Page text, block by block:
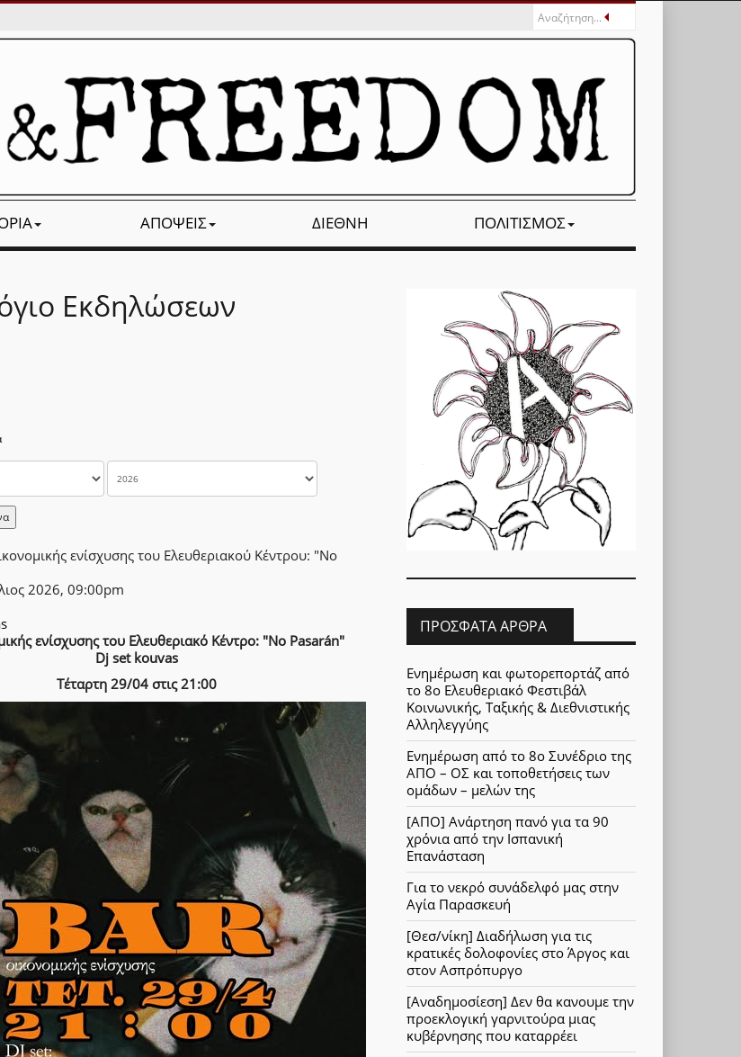
ΑΠΌΨΕΙΣ ΔΙΕΘΝΉ ΠΟΛΙΤΙΣΜΌΣ
Εκδηλώσεων
ενίσχυσης του Ελευθεριακού Κέντρου: "No
2026, 09:00pm
ενίσχυσης του Ελευθεριακό Κέντρο: "No Pasarán"
Dj set kouvas
Τέταρτη 29/04 στις 21:00
ΠΡΌΣΦΑΤΑ ΆΡΘΡΑ
Ενημέρωση και φωτορεπορτάζ από
το 8ο Ελευθεριακό Φεστιβάλ
Κοινωνικής, Ταξικής & Διεθνιστικής
Αλληλεγγύης
Ενημέρωση από το 8ο Συνέδριο της
ΑΠΟ – ΟΣ και τοποθετήσεις των
ομάδων – μελών της
[ΑΠΟ] Ανάρτηση πανό για τα 90
χρόνια από την Ισπανική
Επανάσταση
Για το νεκρό συνάδελφό μας στην
Αγία Παρασκευή
[Θεσ/νίκη] Διαδήλωση για τις
κρατικές δολοφονίες στο Άργος και
στον Ασπρόπυργο
[Αναδημοσίεση] Δεν θα κανουμε την
προεκλογική γαρνιτούρα μιας
κυβέρνησης που καταρρέει